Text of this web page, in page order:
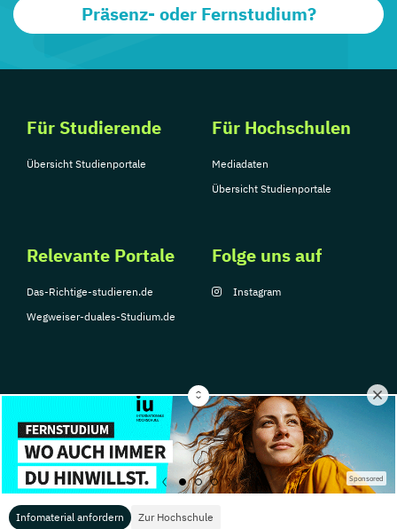
Infomaterial anfordern Zur Hochschule
Sponsored
Präsenz- oder Fernstudium?
Für Studierende
Übersicht Studienportale
Für Hochschulen
Mediadaten
Übersicht Studienportale
Relevante Portale
Das-Richtige-studieren.de
Wegweiser-duales-Studium.de
Folge uns auf
Instagram
© Copyright 2026, TarGroup Media GmbH
Impressum
Über
uns
Datenschutzerklärung Nutzungsbedingungen